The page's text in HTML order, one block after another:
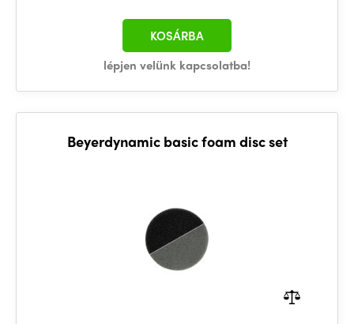
lépjen velünk kapcsolatba!
KOSÁRBA
Beyerdynamic basic foam disc set